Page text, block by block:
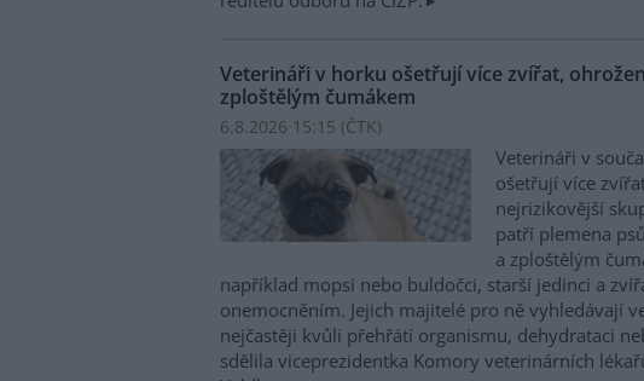
Veterináři v horku ošetřují více zvířat,
zploštělým čumákem
6.8.2026 15:15 (ČTK)
Veterináři v
ošetřují více
nejrizikovější
patří plemena
a zploštělým
například mopsi nebo buldočci, starší jedinci a
onemocněním. Jejich majitelé pro ně vyhledávají
nejčastěji kvůli přehřátí organismu, dehydrataci
sdělila viceprezidentka Komory veterinárních